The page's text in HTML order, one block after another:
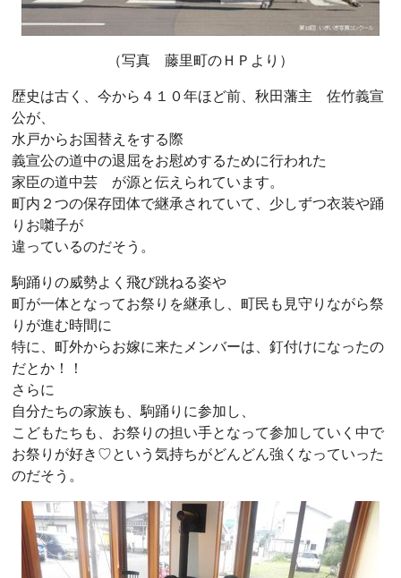
（写真 藤里町のＨＰより）
歴史は古く、今から４１０年ほど前、秋田藩主 佐竹義宣
公が、
水戸からお国替えをする際
義宣公の道中の退屈をお慰めするために行われた
家臣の道中芸 が源と伝えられています。
町内２つの保存団体で継承されていて、少しずつ衣装や踊
りお囃子が
違っているのだそう。
駒踊りの威勢よく飛び跳ねる姿や
町が一体となってお祭りを継承し、町民も見守りながら祭
りが進む時間に
特に、町外からお嫁に来たメンバーは、釘付けになったの
だとか！！
さらに
自分たちの家族も、駒踊りに参加し、
こどもたちも、お祭りの担い手となって参加していく中で
お祭りが好き♡という気持ちがどんどん強くなっていった
のだそう。